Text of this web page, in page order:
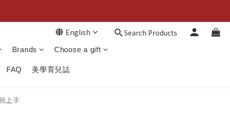
English Search Products
Brands Choose a gift
FAQ 美學育兒誌
上手